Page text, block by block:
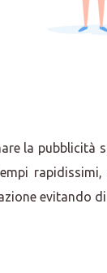
la
evitando